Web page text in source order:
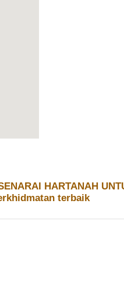
HARTANAH
terbaik